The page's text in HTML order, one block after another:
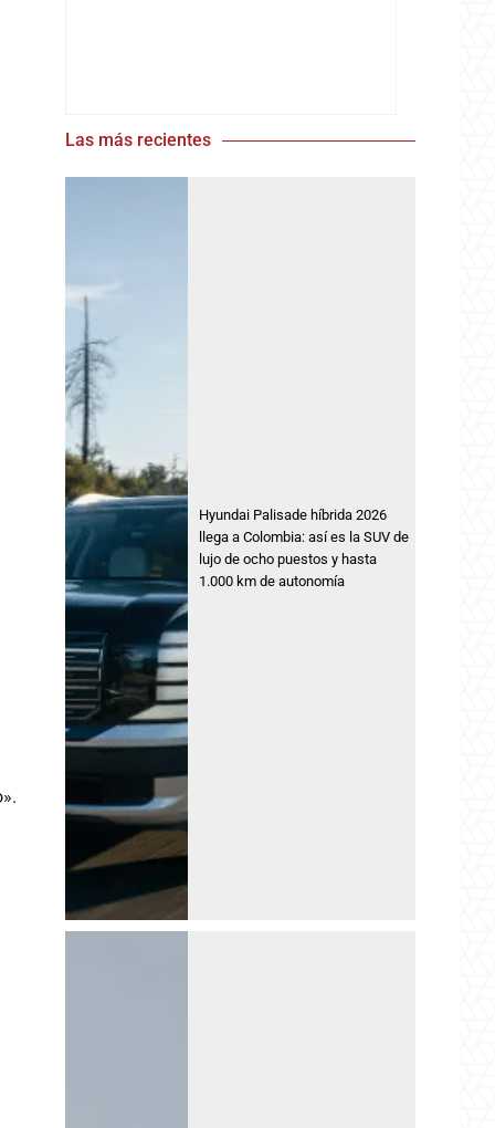
Las más recientes
Hyundai Palisade híbrida 2026
llega a Colombia: así es la SUV de
lujo de ocho puestos y hasta
1.000 km de autonomía